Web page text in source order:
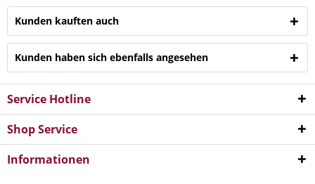
Kunden kauften auch
Kunden haben sich ebenfalls angesehen
Service Hotline
Shop Service
Informationen